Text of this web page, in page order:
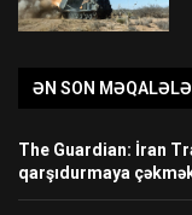
ƏN SON
The Guardian: İran
qarşıdurmaya